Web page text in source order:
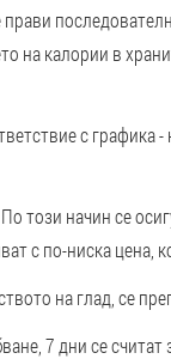
на калории в
с графика
този начин се
с по-ниска цена,
на глад, се
7 дни се